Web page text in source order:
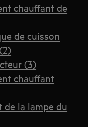
chauffant de
de cuisson
(3)
chauffant
de la lampe du